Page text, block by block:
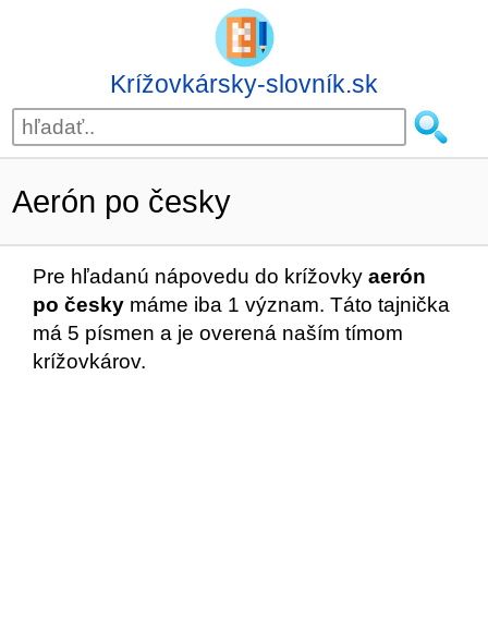
Krížovkársky-slovník.sk
Aerón po česky
Pre hľadanú nápovedu do krížovky aerón
po česky máme iba 1 význam. Táto tajnička
má 5 písmen a je overená naším tímom
krížovkárov.